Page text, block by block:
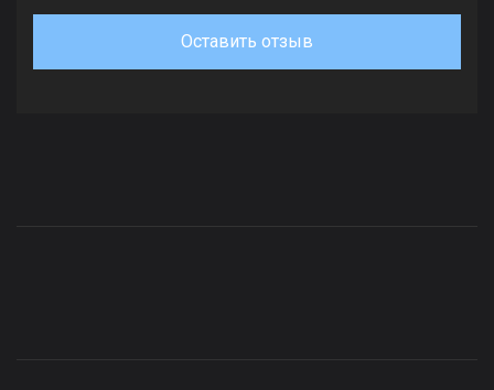
Оставить отзыв